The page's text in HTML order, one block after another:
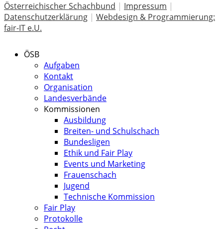
Österreichischer Schachbund | Impressum |
Datenschutzerklärung | Webdesign & Programmierung:
fair-IT e.U.
ÖSB
Aufgaben
Kontakt
Organisation
Landesverbände
Kommissionen
Ausbildung
Breiten- und Schulschach
Bundesligen
Ethik und Fair Play
Events und Marketing
Frauenschach
Jugend
Technische Kommission
Fair Play
Protokolle